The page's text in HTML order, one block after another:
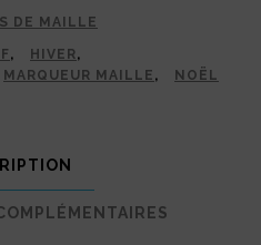
DE MAILLE
, HIVER,
MARQUEUR MAILLE , NOËL